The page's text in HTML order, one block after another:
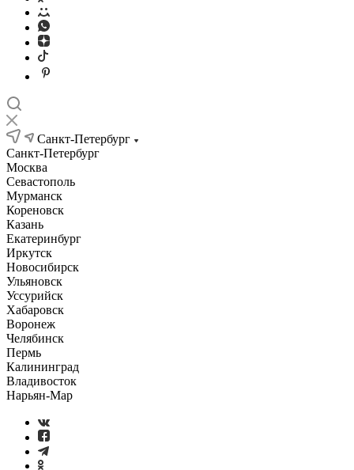
Санкт-Петербург
Санкт-Петербург
Москва
Севастополь
Мурманск
Кореновск
Казань
Екатеринбург
Иркутск
Новосибирск
Ульяновск
Уссурийск
Хабаровск
Воронеж
Челябинск
Пермь
Калининград
Владивосток
Нарьян-Мар